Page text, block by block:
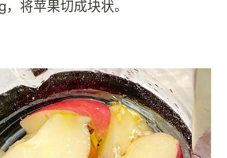
将苹果切成块状。